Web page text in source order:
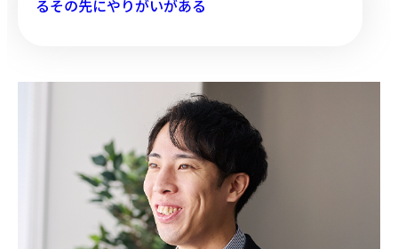
るその先にやりがいがある